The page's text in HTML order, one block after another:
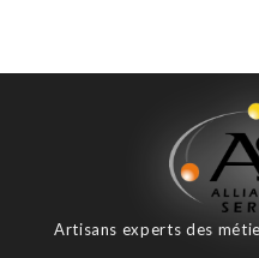
Artisans experts des